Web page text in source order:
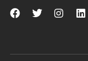
Nova
Facebook
Nova
Twitter
Nova